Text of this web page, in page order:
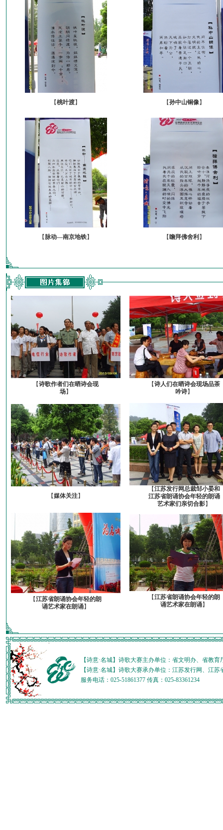
【桃叶渡】 【孙中山铜像】
【脉动—南京地铁】 【 瞻拜佛舍利 】
【诗歌作者们在晒诗会现
场】
【诗人们在晒诗会现场品茶
吟诗】
【媒体关注】
【江苏发行网总裁邹小晏和
江苏省朗诵协会年轻的朗诵
艺术家们亲切合影】
【江苏省朗诵协会年轻的朗
诵艺术家在朗诵】
【江苏省朗诵协会年轻的朗
诵艺术家在朗诵】
【诗意·名城】诗歌大赛主办单位：省文明办、省教
【诗意·名城】诗歌大赛承办单位：江苏发行网、江
服务电话：025-51861377 传真：025-83361234